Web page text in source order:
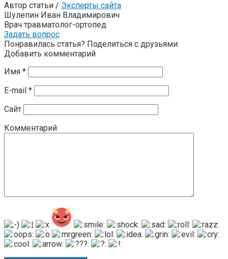
Автор статьи / Эксперты сайта
Шулепин Иван Владимирович
Врач травматолог-ортопед
Задать вопрос
Понравилась статья? Поделиться с друзьями:
Добавить комментарий
Имя *
E-mail *
Сайт
Комментарий